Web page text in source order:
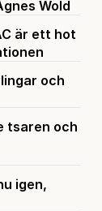
Wold
är ett hot
och
tsaren och
igen,